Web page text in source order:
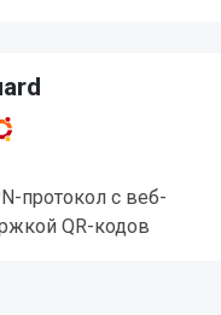
протокол с веб-
QR-кодов